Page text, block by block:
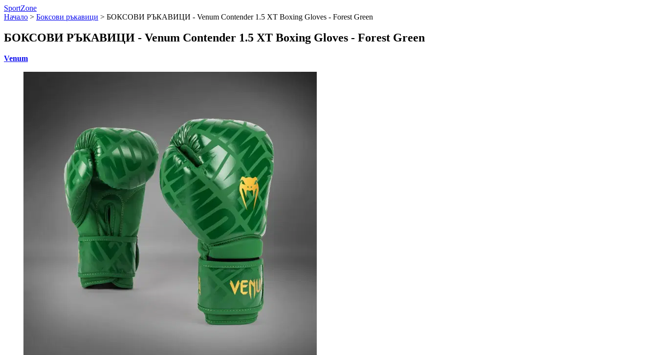
SportZone
Начало > Боксови ръкавици > БОКСОВИ РЪКАВИЦИ - Venum Contender 1.5 XT Boxing Gloves - Forest Green
БОКСОВИ РЪКАВИЦИ - Venum Contender 1.5 XT Boxing Gloves - Forest Green
Venum